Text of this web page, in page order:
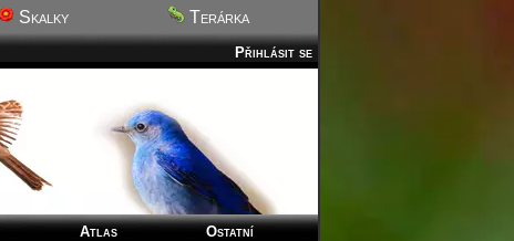
Skalky Terárka
Přihlásit se
Atlas
Ostatní